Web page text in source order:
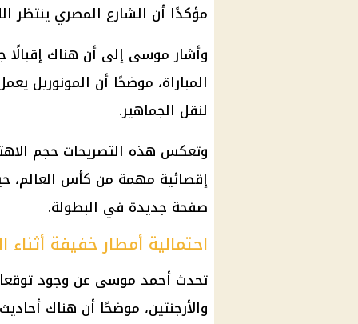
مؤكدًا أن الشارع المصري ينتظر
وأشار موسى إلى أن هناك إقبالًا
المباراة، موضحًا أن المونوريل
لنقل الجماهير.
وتعكس هذه التصريحات حجم
إقصائية مهمة من كأس العالم،
صفحة جديدة في البطولة.
احتمالية أمطار خفيفة أثناء
تحدث أحمد موسى عن وجود
والأرجنتين، موضحًا أن هناك